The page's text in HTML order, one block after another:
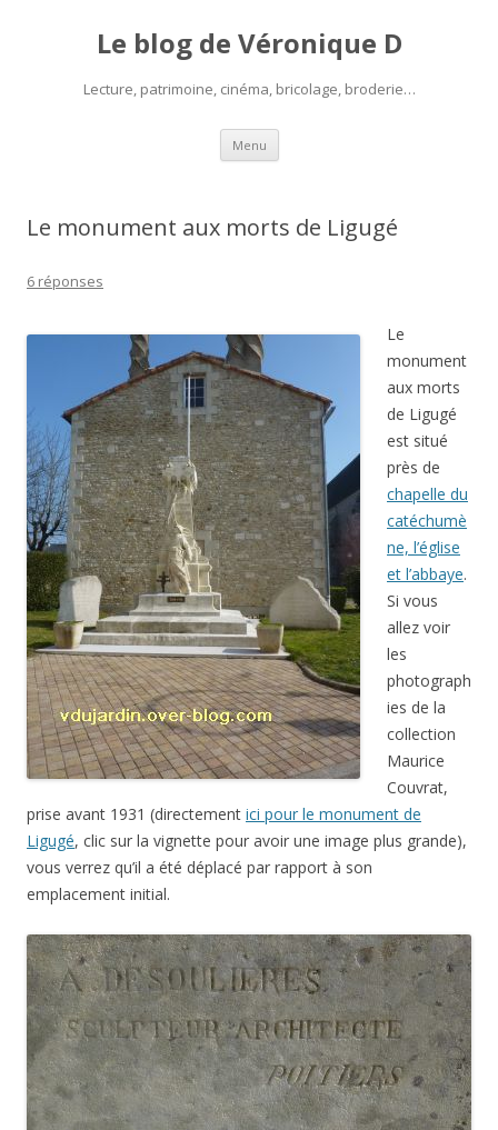
Le blog de Véronique D
Lecture, patrimoine, cinéma, bricolage, broderie…
Menu Aller
contenu
Le monument aux morts de Ligugé
6 réponses
Le
monument
aux morts
de Ligugé
est situé
près de
chapelle du
catéchumè
ne, l’église
et l’abbaye.
Si vous
allez voir
les
photograph
ies de la
collection
Maurice
Couvrat,
prise avant 1931 (directement ici pour le monument de
Ligugé, clic sur la vignette pour avoir une image plus grande),
vous verrez qu’il a été déplacé par rapport à son
emplacement initial.